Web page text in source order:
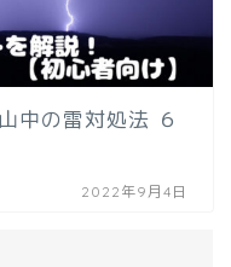
中の雷対処法 ６
2022年9月4日